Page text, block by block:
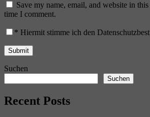
Save my name, email, and website in
time I comment.
* Hiermit stimme ich den
Suchen
Suchen
Recent Posts